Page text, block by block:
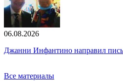
06.08.2026
Джанни Инфантино направил
Все материалы